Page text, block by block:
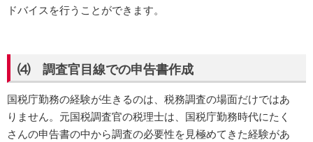
ドバイスを行うことができます。
⑷ 調査官目線での申告書作成
国税庁勤務の経験が生きるのは、税務調査の場面だけではあ
りません。元国税調査官の税理士は、国税庁勤務時代にたく
さんの申告書の中から調査の必要性を見極めてきた経験があ